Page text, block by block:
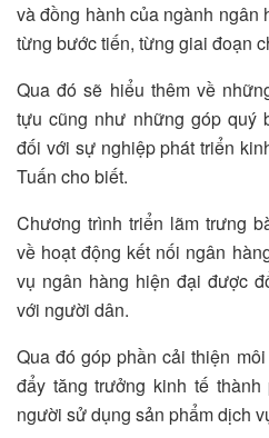
và đồng hành của ngành ngân
từng bước tiến, từng giai đoạn
Qua đó sẽ hiểu thêm về
tựu cũng như những góp quý
đối với sự nghiệp phát triển
Tuấn cho biết.
Chương trình triển lãm trưng
về hoạt động kết nối ngân
vụ ngân hàng hiện đại được
với người dân.
Qua đó góp phần cải thiện
đẩy tăng trưởng kinh tế
người sử dụng sản phẩm dịch